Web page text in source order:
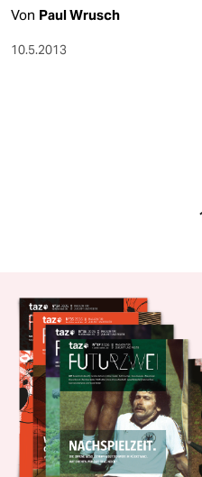
Von Paul Wrusch
10.5.2013